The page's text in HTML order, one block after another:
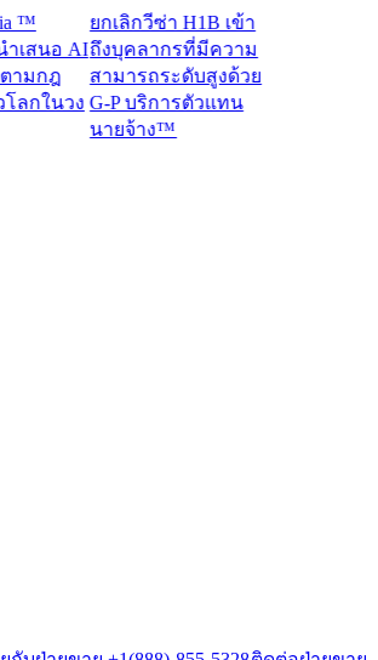
อ AI
ฎ
นวง
ยกเลิกวีซ่า H1B เข้า
ถึงบุคลากรที่มีความ
สามารถระดับสูงด้วย
G-P บริการตัวแทน
นายจ้าง™​​